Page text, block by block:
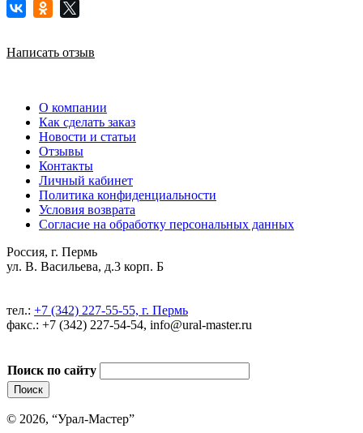
Написать отзыв
О компании
Как сделать заказ
Новости и статьи
Отзывы
Контакты
Личный кабинет
Политика конфиденциальности
Условия возврата
Согласие на обработку персональных данных
Россия, г. Пермь
ул. В. Васильева, д.3 корп. Б
тел.: +7 (342) 227-55-55, г. Пермь
факс.: +7 (342) 227-54-54, info@ural-master.ru
Поиск по сайту
© 2026, “Урал-Мастер”